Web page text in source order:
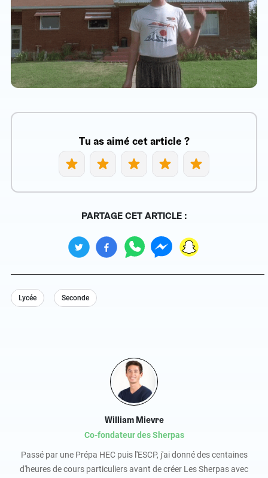
Tu as aimé cet article ?
William Mievre
Co-fondateur des Sherpas
Passé par une Prépa HEC puis l'ESCP, j'ai donné des centaines
d'heures de cours particuliers avant de créer Les Sherpas avec
PARTAGE CET ARTICLE :
Lycée Seconde